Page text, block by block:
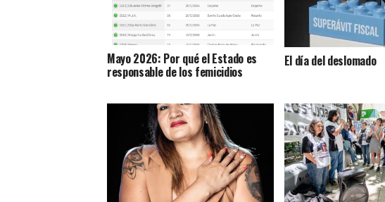
Mayo 2026: Por qué el Estado es
responsable de los femicidios
El día del deslomado